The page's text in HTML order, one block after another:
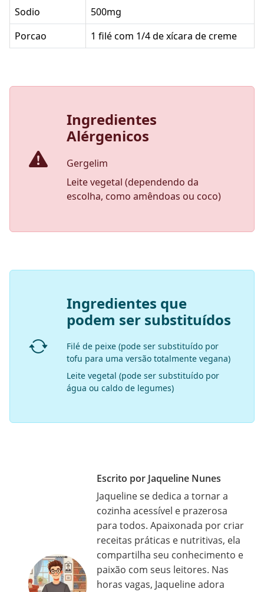
Sodio
500mg
Porcao
1 filé com 1/4 de xícara de creme
Ingredientes
Alérgenicos
Gergelim
Leite vegetal (dependendo da
escolha, como amêndoas ou coco)
Ingredientes que
podem ser substituídos
Filé de peixe (pode ser substituído por
tofu para uma versão totalmente vegana)
Leite vegetal (pode ser substituído por
água ou caldo de legumes)
Escrito por Jaqueline Nunes
Jaqueline se dedica a tornar a
cozinha acessível e prazerosa
para todos. Apaixonada por criar
receitas práticas e nutritivas, ela
compartilha seu conhecimento e
paixão com seus leitores. Nas
horas vagas, Jaqueline adora